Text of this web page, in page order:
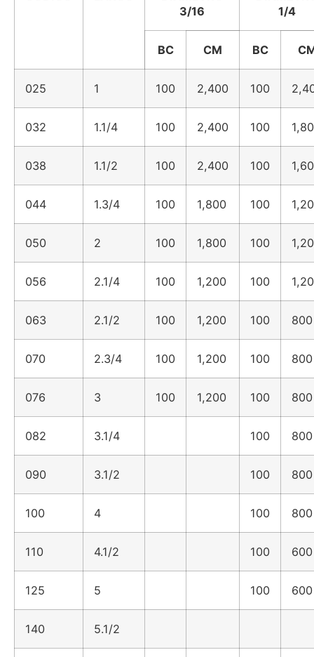
3/16
1/4
BC CM BC
025 1 100 2,400 100
032 1.1/4 100 2,400 100
038 1.1/2 100 2,400 100
044 1.3/4 100 1,800 100
050 2 100 1,800 100
056 2.1/4 100 1,200 100
063 2.1/2 100 1,200 100 800
070 2.3/4 100 1,200 100 800
076 3 100 1,200 100 800
082 3.1/4 100 800
090 3.1/2 100 800
100 4 100 800
110 4.1/2 100 600
125 5 100 600
140 5.1/2